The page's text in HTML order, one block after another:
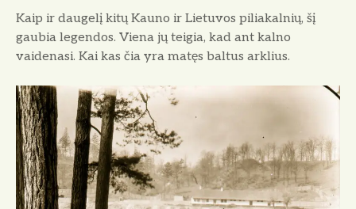
Kaip ir daugelį kitų Kauno ir Lietuvos piliakalnių, šį
gaubia legendos. Viena jų teigia, kad ant kalno
vaidenasi. Kai kas čia yra matęs baltus arklius.